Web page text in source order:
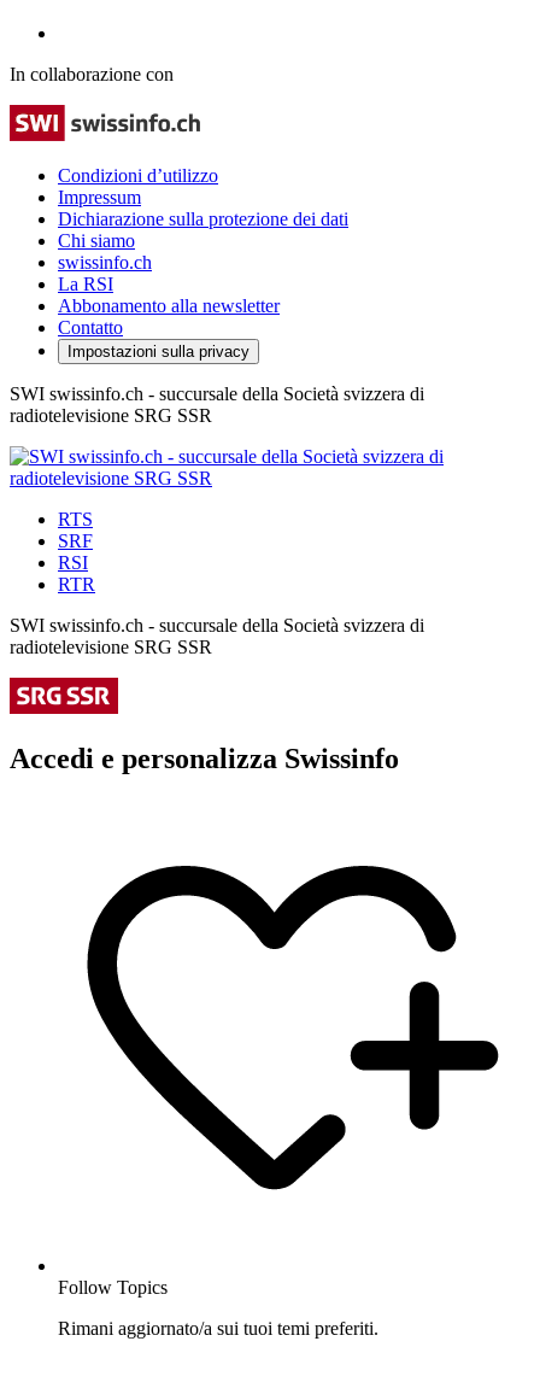
In collaborazione con
Condizioni d’utilizzo
Impressum
Dichiarazione sulla protezione dei dati
Chi siamo
swissinfo.ch
La RSI
Abbonamento alla newsletter
Contatto
Impostazioni sulla privacy
SWI swissinfo.ch - succursale della Società svizzera di
radiotelevisione SRG SSR
RTS
SRF
RSI
RTR
SWI swissinfo.ch - succursale della Società svizzera di
radiotelevisione SRG SSR
Accedi e personalizza Swissinfo
Follow Topics
Rimani aggiornato/a sui tuoi temi preferiti.